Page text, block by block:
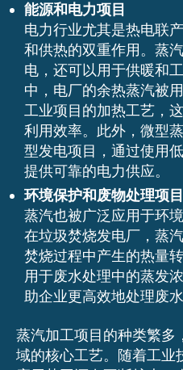
能源和电力项目
电力行业尤其是热电联
和供热的双重作用。蒸
电，还可以用于供暖和
中，电厂的余热蒸汽被
工业项目的加热工艺，
利用效率。此外，微型
型发电项目，通过使用
提供可靠的电力供应。
环境保护和废物处理项目
蒸汽也被广泛应用于环
在垃圾焚烧发电厂，蒸
焚烧过程中产生的热量
用于废水处理中的蒸发
助企业更高效地处理废水
蒸汽加工项目的种类繁多
域的核心工艺。随着工业